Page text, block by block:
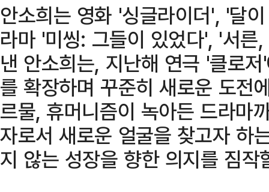
안소희는 영화 '싱글라이더', '달
라마 '미씽: 그들이 있었다', '서
낸 안소희는, 지난해 연극 '클로
를 확장하며 꾸준히 새로운 도전
르물, 휴머니즘이 녹아든 드라마
자로서 새로운 얼굴을 찾고자 하
지 않는 성장을 향한 의지를 짐작